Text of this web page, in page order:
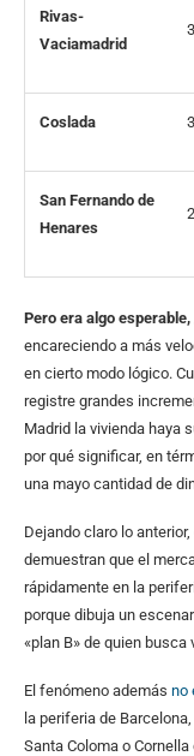
Rivas-
Vaciamadrid
Coslada
San Fernando de
Henares
Pero era algo esperable,
encareciendo a más
en cierto modo lógico.
registre grandes
Madrid la vivienda haya
por qué significar, en
una mayo cantidad de
Dejando claro lo
demuestran que el
rápidamente en la
porque dibuja un
«plan B» de quien busca
El fenómeno además no
la periferia de
Santa Coloma o